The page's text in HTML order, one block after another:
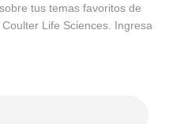
tus temas favoritos de
Life Sciences. Ingresa